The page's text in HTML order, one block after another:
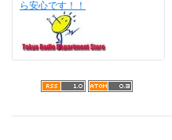
ら安心です！！